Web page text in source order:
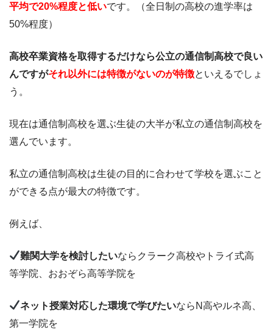
平均で20%程度と低いです。（全日制の高校の進学率は
50%程度）
高校卒業資格を取得するだけなら公立の通信制高校で良い
んですがそれ以外には特徴がないのが特徴といえるでしょ
う。
現在は通信制高校を選ぶ生徒の大半が私立の通信制高校を
選んでいます。
私立の通信制高校は生徒の目的に合わせて学校を選ぶこと
ができる点が最大の特徴です。
例えば、
難関大学を検討したいならクラーク高校やトライ式高
等学院、おおぞら高等学院を
ネット授業対応した環境で学びたいならN高やルネ高、
第一学院を